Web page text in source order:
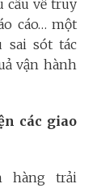
cầu về truy
cáo… một
sai sót tác
vận hành
các giao
hàng trải